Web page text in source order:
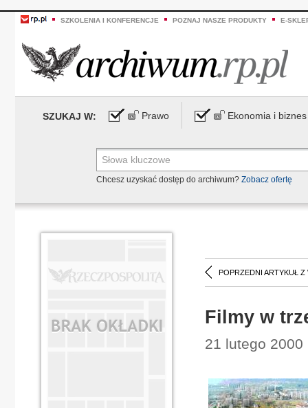
SZKOLENIA I KONFERENCJE POZNAJ NASZE PRODUKTY E-
SZUKAJ W: Prawo Ekonomia i biznes
Chcesz uzyskać dostęp do archiwum? Zobacz ofertę
POPRZEDNI ARTYKUŁ Z
Filmy w
21 lutego